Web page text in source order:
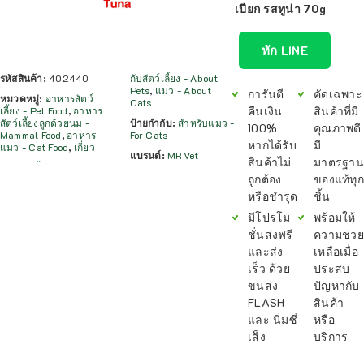
รหัสสินค้า:402440
หมวดหมู่: อาหารสัตว์
เลี้ยง - Pet Food, อาหาร
สัตว์เลี้ยงลูกด้วยนม -
Mammal Food, อาหาร
แมว - Cat Food, เกี่ยว
กับสัตว์เลี้ยง - About
Pets, แมว - About
Cats
ป้ายกำกับ:สำหรับแมว -
For Cats
แบรนด์: MR.Vet
เปียก รสทูน่า 70g
ทัก LINE
การันตี
คืนเงิน
100%
หากได้รับ
สินค้าไม่
ถูกต้อง
หรือชำรุด
มีโปรโม
ชั่นส่งฟรี
และส่ง
เร็ว ด้วย
ขนส่ง
FLASH
และ นิ่มซี่
เส็ง
คัดเฉพาะ
สินค้าที่มี
คุณภาพดี
มี
มาตรฐาน
ของแท้ทุก
ชิ้น
พร้อมให้
ความช่วย
เหลือเมื่อ
ประสบ
ปัญหากับ
สินค้า
หรือ
บริการ